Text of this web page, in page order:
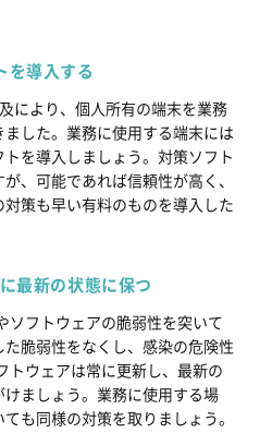
を導入する
により、個人所有の端末を業務
した。業務に使用する端末には
を導入しましょう。対策ソフト
、可能であれば信頼性が高く、
策も早い有料のものを導入した
最新の状態に保つ
ソフトウェアの脆弱性を突いて
脆弱性をなくし、感染の危険性
トウェアは常に更新し、最新の
ましょう。業務に使用する場
も同様の対策を取りましょう。